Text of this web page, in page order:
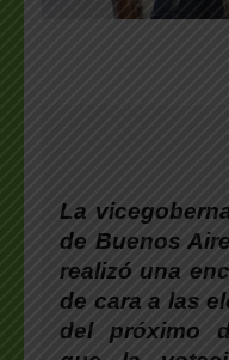
La
de Buenos
realizó una
de cara a las
del próximo